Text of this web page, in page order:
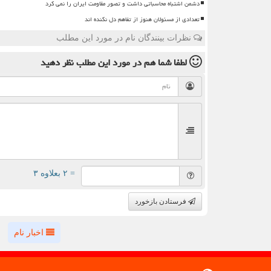
دشمن اشتباه محاسباتی داشت و تصور مقاومت ایران را نمی کرد
تعدادی از مسئولان هنوز از تفاهم دل نکنده اند
نظرات بینندگان نام در مورد این مطلب
لطفا شما همدر مورد این مطلبنظر دهید
= ۲ بعلاوه ۳
فرستادن بازخورد
اخبار نام